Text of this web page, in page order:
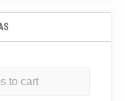
to cart